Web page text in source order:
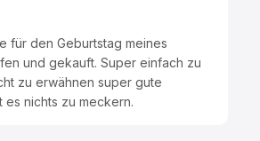
für den Geburtstag meines
und gekauft. Super einfach zu
zu erwähnen super gute
es nichts zu meckern.